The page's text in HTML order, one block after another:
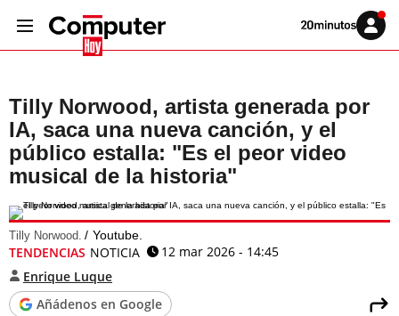
Volver
Iniciar
sesión
Tilly Norwood, artista generada por
IA, saca una nueva canción, y el
público estalla: "Es el peor video
musical de la historia"
Tilly Norwood. Youtube.
TENDENCIAS NOTICIA
12 mar 2026 - 14:45
Enrique Luque
Añádenos en Google